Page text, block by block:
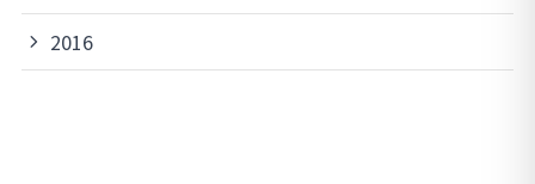
2016